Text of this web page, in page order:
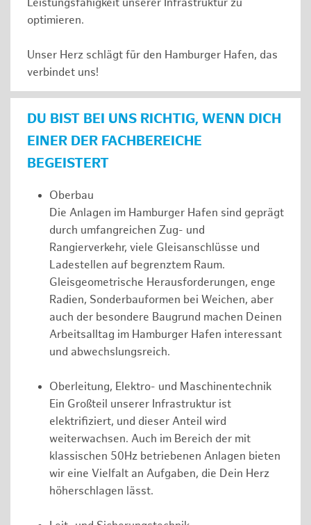
Leistungsfähigkeit unserer Infrastruktur zu
optimieren.
Unser Herz schlägt für den Hamburger Hafen, das
verbindet uns!
DU BIST BEI UNS RICHTIG, WENN DICH
EINER DER FACHBEREICHE
BEGEISTERT
Oberbau
Die Anlagen im Hamburger Hafen sind geprägt
durch umfangreichen Zug- und
Rangierverkehr, viele Gleisanschlüsse und
Ladestellen auf begrenztem Raum.
Gleisgeometrische Herausforderungen, enge
Radien, Sonderbauformen bei Weichen, aber
auch der besondere Baugrund machen Deinen
Arbeitsalltag im Hamburger Hafen interessant
und abwechslungsreich.
Oberleitung, Elektro- und Maschinentechnik
Ein Großteil unserer Infrastruktur ist
elektrifiziert, und dieser Anteil wird
weiterwachsen. Auch im Bereich der mit
klassischen 50Hz betriebenen Anlagen bieten
wir eine Vielfalt an Aufgaben, die Dein Herz
höherschlagen lässt.